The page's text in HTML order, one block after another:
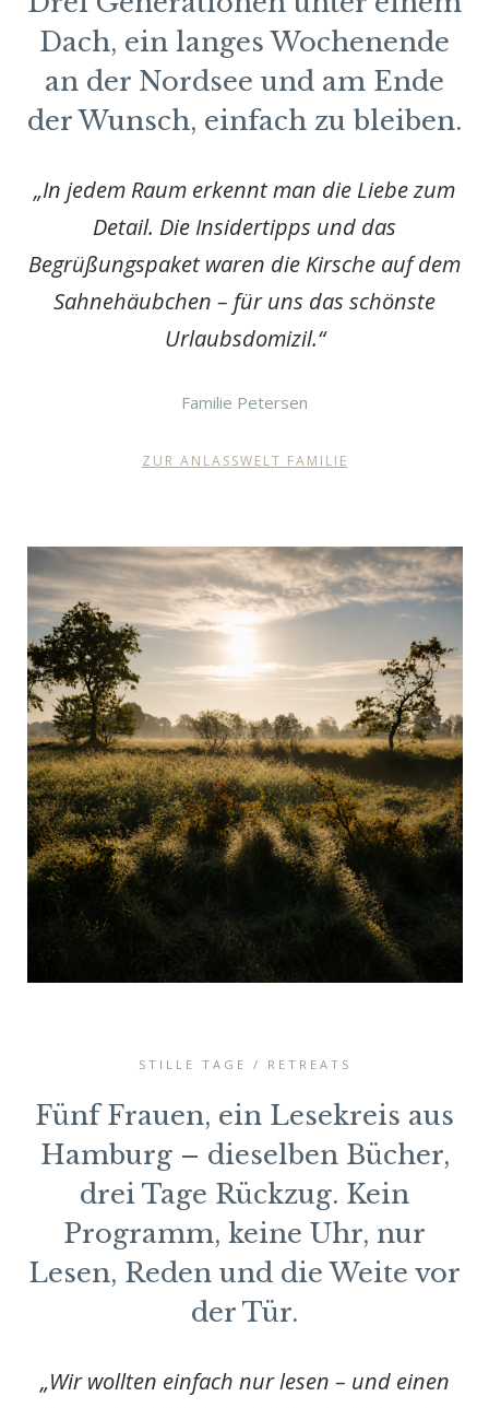
Dach, ein langes Wochenende
an der Nordsee und am Ende
der Wunsch, einfach zu bleiben.
„In jedem Raum erkennt man die Liebe zum
Detail. Die Insidertipps und das
Begrüßungspaket waren die Kirsche auf dem
Sahnehäubchen – für uns das schönste
Urlaubsdomizil.“
Familie Petersen
ZUR ANLASSWELT FAMILIE
STILLE TAGE / RETREATS
Fünf Frauen, ein Lesekreis aus
Hamburg – dieselben Bücher,
drei Tage Rückzug. Kein
Programm, keine Uhr, nur
Lesen, Reden und die Weite vor
der Tür.
„Wir wollten einfach nur lesen – und einen